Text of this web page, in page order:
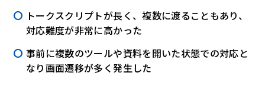
トークスクリプトが長く、複数に渡ることもあり、
対応難度が非常に高かった
事前に複数のツールや資料を開いた状態での対応と
なり画面遷移が多く発生した